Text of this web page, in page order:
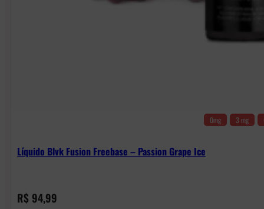
0mg 3 mg
Líquido Blvk Fusion Freebase – Passion Grape Ice
R$ 94,99